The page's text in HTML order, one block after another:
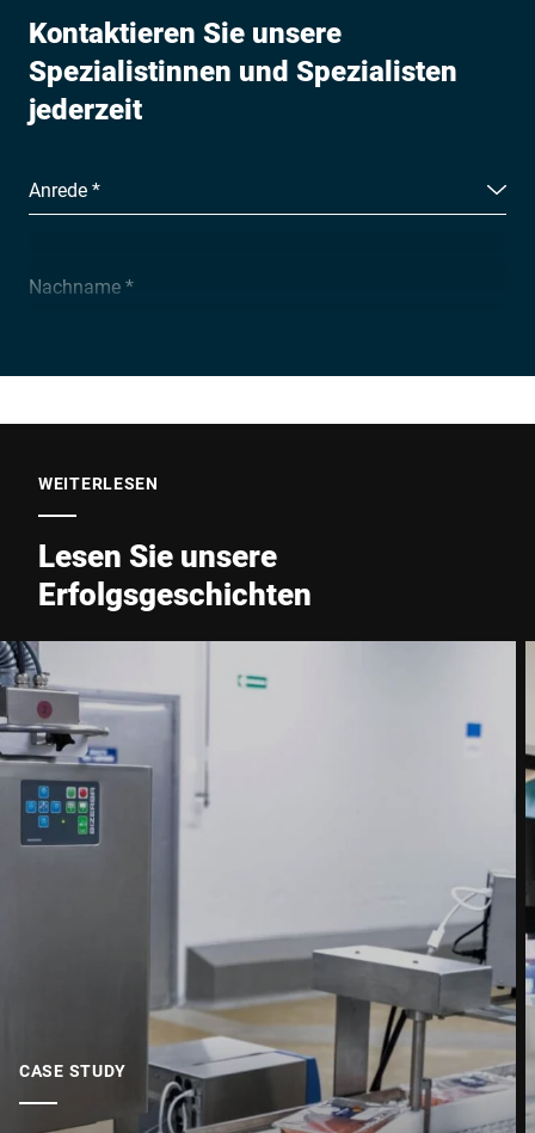
Kontaktieren Sie unsere
Spezialistinnen und Spezialisten
jederzeit
Anrede *
Nachname *
Unternehmen *
E-Mail *
Telefon *
Straße *
PLZ *
Ihre Nachricht an uns *
WEITERLESEN
Lesen Sie unsere
Erfolgsgeschichten
CASE STUDY